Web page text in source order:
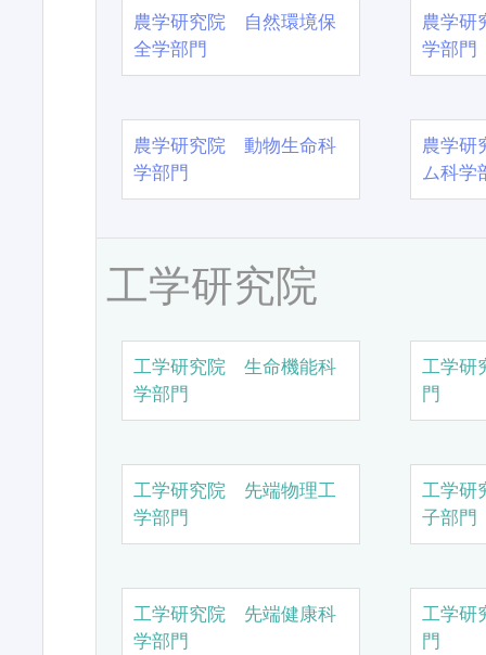
農学研究院 自然環境保
全学部門
農学
学部門
農学研究院 動物生命科
学部門
農学
ム科学
工学研究院
工学研究院 生命機能科
学部門
工学研
門
工学研究院 先端物理工
学部門
工学研
子部門
工学研究院 先端健康科
学部門
工学研
門